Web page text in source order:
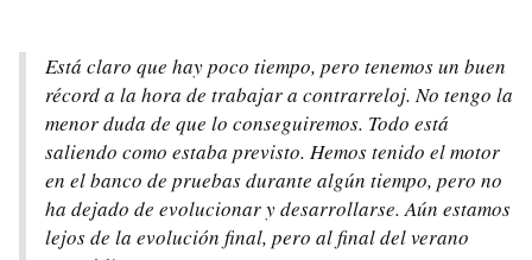
Está claro que hay poco tiempo, pero tenemos un buen
récord a la hora de trabajar a contrarreloj. No tengo la
menor duda de que lo conseguiremos. Todo está
saliendo como estaba previsto. Hemos tenido el motor
en el banco de pruebas durante algún tiempo, pero no
ha dejado de evolucionar y desarrollarse. Aún estamos
lejos de la evolución final, pero al final del verano